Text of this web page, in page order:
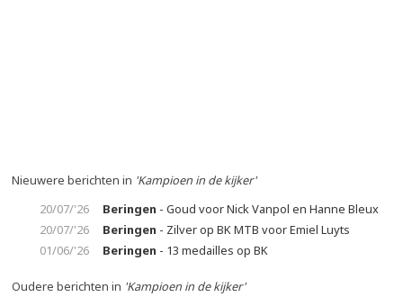
Nieuwere berichten in 'Kampioen in de kijker'
20/07/'26
Beringen - Goud voor Nick Vanpol en Hanne Bleux
20/07/'26
Beringen - Zilver op BK MTB voor Emiel Luyts
01/06/'26
Beringen - 13 medailles op BK
Oudere berichten in 'Kampioen in de kijker'